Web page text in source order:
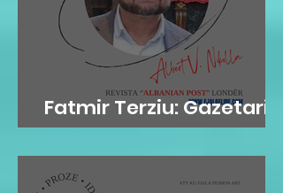
Fatmir Terziu: Gazetari si
kujtesë, poezia si atdhe